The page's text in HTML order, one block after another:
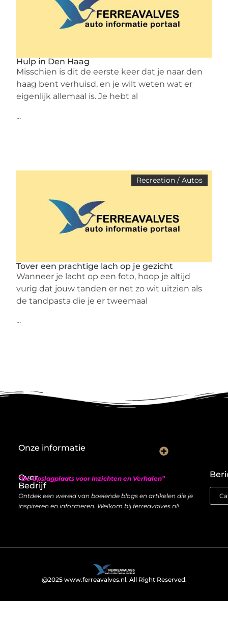
Hulp in Den Haag
Misschien is dit de eerste keer dat je naar den
haag bent verhuisd, en je wilt weten wat er
eigenlijk allemaal is. Je hebt al
...
Recreation / Autos
Tover een prachtige lach op je gezicht
Wanneer je lacht op een foto, hoop je altijd
vurig dat jouw tanden er net zo wit uitzien als
de tandpasta die je er tweemaal
...
Over
Bedrijf
“De Opslagplaats voor Inzichten en Verhalen”
Ontdek een wereld van boeiende blogs en artikelen die je
inspireren en informeren. Welkom bij ferreavalves.nl!
Onze informatie
@2025 www.ferreavalves.nl. All Right Reserved.